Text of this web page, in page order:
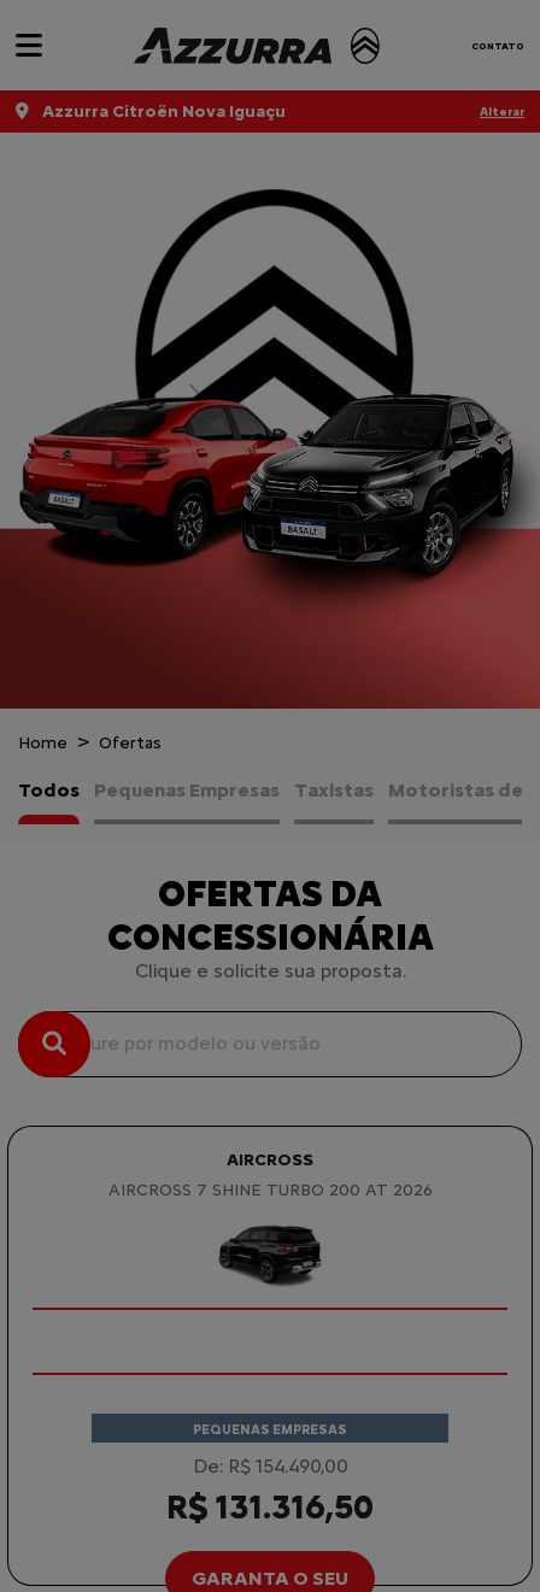
CONTATO
Azzurra Citroën Nova Iguaçu Alterar
Home Ofertas
Todos Pequenas Empresas Taxistas Motoristas de
OFERTAS DA
CONCESSIONÁRIA
Clique e solicite sua proposta.
AIRCROSS
AIRCROSS 7 SHINE TURBO 200 AT 2026
PEQUENAS EMPRESAS
De: R$ 154.490,00
R$ 131.316,50
GARANTA O SEU